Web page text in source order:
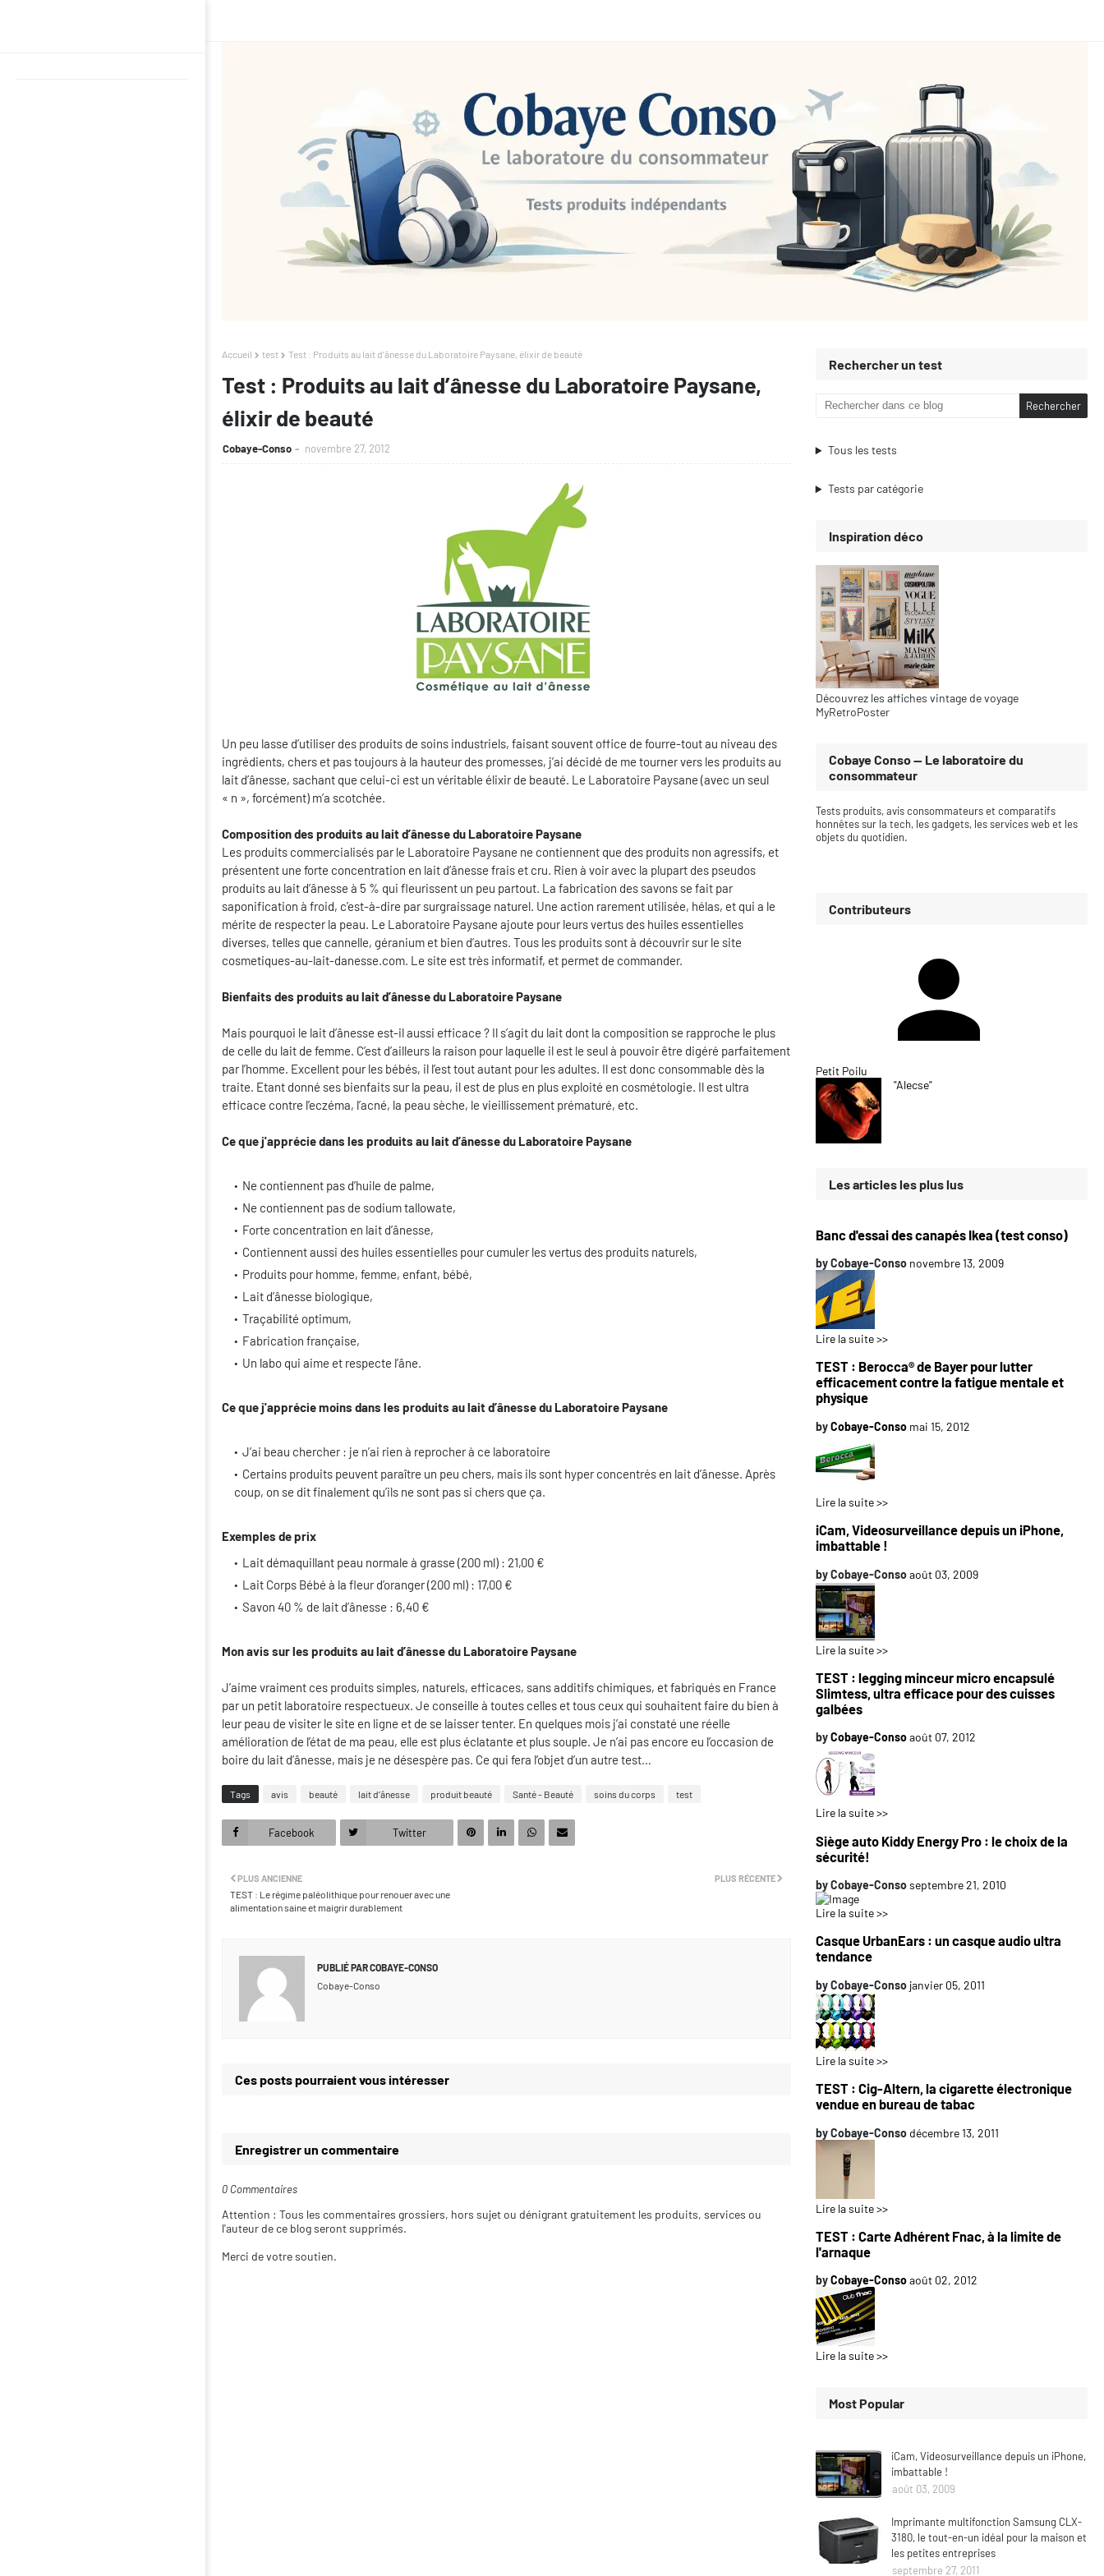
Accueil test Test : Produits au lait d’ânesse du Laboratoire Paysane, élixir de beauté
Test : Produits au lait d’ânesse du Laboratoire Paysane,
élixir de beauté
Cobaye-Conso novembre 27, 2012
Un peu lasse d’utiliser des produits de soins industriels, faisant souvent office de fourre-tout au niveau des
ingrédients, chers et pas toujours à la hauteur des promesses, j’ai décidé de me tourner vers les produits au
lait d’ânesse, sachant que celui-ci est un véritable élixir de beauté. Le Laboratoire Paysane (avec un seul
« n », forcément) m’a scotchée.
Composition des produits au lait d’ânesse du Laboratoire Paysane
Les produits commercialisés par le Laboratoire Paysane ne contiennent que des produits non agressifs, et
présentent une forte concentration en lait d’ânesse frais et cru. Rien à voir avec la plupart des pseudos
produits au lait d’ânesse à 5 % qui fleurissent un peu partout. La fabrication des savons se fait par
saponification à froid, c’est-à-dire par surgraissage naturel. Une action rarement utilisée, hélas, et qui a le
mérite de respecter la peau. Le Laboratoire Paysane ajoute pour leurs vertus des huiles essentielles
diverses, telles que cannelle, géranium et bien d’autres. Tous les produits sont à découvrir sur le site
cosmetiques-au-lait-danesse.com. Le site est très informatif, et permet de commander.
Bienfaits des produits au lait d’ânesse du Laboratoire Paysane
Mais pourquoi le lait d’ânesse est-il aussi efficace ? Il s’agit du lait dont la composition se rapproche le plus
de celle du lait de femme. C’est d’ailleurs la raison pour laquelle il est le seul à pouvoir être digéré parfaitement
par l’homme. Excellent pour les bébés, il l’est tout autant pour les adultes. Il est donc consommable dès la
traite. Etant donné ses bienfaits sur la peau, il est de plus en plus exploité en cosmétologie. Il est ultra
efficace contre l’eczéma, l’acné, la peau sèche, le vieillissement prématuré, etc.
Ce que j'apprécie dans les produits au lait d’ânesse du Laboratoire Paysane
Ne contiennent pas d’huile de palme,
Ne contiennent pas de sodium tallowate,
Forte concentration en lait d’ânesse,
Contiennent aussi des huiles essentielles pour cumuler les vertus des produits naturels,
Produits pour homme, femme, enfant, bébé,
Lait d’ânesse biologique,
Traçabilité optimum,
Fabrication française,
Un labo qui aime et respecte l’âne.
Ce que j'apprécie moins dans les produits au lait d’ânesse du Laboratoire Paysane
J’ai beau chercher : je n’ai rien à reprocher à ce laboratoire
Certains produits peuvent paraître un peu chers, mais ils sont hyper concentrés en lait d’ânesse. Après
coup, on se dit finalement qu’ils ne sont pas si chers que ça.
Exemples de prix
Lait démaquillant peau normale à grasse (200 ml) : 21,00 €
Lait Corps Bébé à la fleur d’oranger (200 ml) : 17,00 €
Savon 40 % de lait d’ânesse : 6,40 €
Mon avis sur les produits au lait d’ânesse du Laboratoire Paysane
J’aime vraiment ces produits simples, naturels, efficaces, sans additifs chimiques, et fabriqués en France
par un petit laboratoire respectueux. Je conseille à toutes celles et tous ceux qui souhaitent faire du bien à
leur peau de visiter le site en ligne et de se laisser tenter. En quelques mois j’ai constaté une réelle
amélioration de l’état de ma peau, elle est plus éclatante et plus souple. Je n’ai pas encore eu l’occasion de
boire du lait d’ânesse, mais je ne désespère pas. Ce qui fera l’objet d’un autre test…
Tags avis beauté lait d’ânesse produit beauté Santé - Beauté soins du corps test
Facebook Twitter
PLUS RÉCENTE
PLUS ANCIENNE
TEST : Le régime paléolithique pour renouer avec une
alimentation saine et maigrir durablement
PUBLIÉ PARCOBAYE-CONSO
Cobaye-Conso
Ces posts pourraient vous intéresser
Enregistrer un commentaire
0 Commentaires
Attention : Tous les commentaires grossiers, hors sujet ou dénigrant gratuitement les produits, services ou
l'auteur de ce blog seront supprimés.
Merci de votre soutien.
Rechercher un test
Tous les tests
Tests par catégorie
Inspiration déco
Découvrez les affiches vintage de voyage
MyRetroPoster
Cobaye Conso — Le laboratoire du
consommateur
Tests produits, avis consommateurs et comparatifs
honnêtes sur la tech, les gadgets, les services web et les
objets du quotidien.
Contributeurs
Petit Poilu
"Alecse"
Les articles les plus lus
Banc d'essai des canapés Ikea (test conso)
byCobaye-Conso novembre 13, 2009
Lire la suite >>
TEST : Berocca® de Bayer pour lutter
efficacement contre la fatigue mentale et
physique
byCobaye-Conso mai 15, 2012
Lire la suite >>
iCam, Videosurveillance depuis un iPhone,
imbattable !
byCobaye-Consoaoût 03, 2009
Lire la suite >>
TEST : legging minceur micro encapsulé
Slimtess, ultra efficace pour des cuisses
galbées
byCobaye-Consoaoût 07, 2012
Lire la suite >>
Siège auto Kiddy Energy Pro : le choix de la
sécurité!
byCobaye-Consoseptembre 21, 2010
Lire la suite >>
Casque UrbanEars : un casque audio ultra
tendance
byCobaye-Conso janvier 05, 2011
Lire la suite >>
TEST : Cig-Altern, la cigarette électronique
vendue en bureau de tabac
byCobaye-Conso décembre 13, 2011
Lire la suite >>
TEST : Carte Adhérent Fnac, à la limite de
l'arnaque
byCobaye-Consoaoût 02, 2012
Lire la suite >>
Most Popular
iCam, Videosurveillance depuis un iPhone,
imbattable !
août 03, 2009
Imprimante multifonction Samsung CLX-
3180, le tout-en-un idéal pour la maison et
les petites entreprises
septembre 27, 2011